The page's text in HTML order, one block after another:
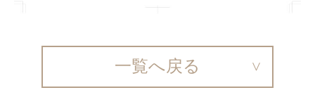
一覧へ戻る